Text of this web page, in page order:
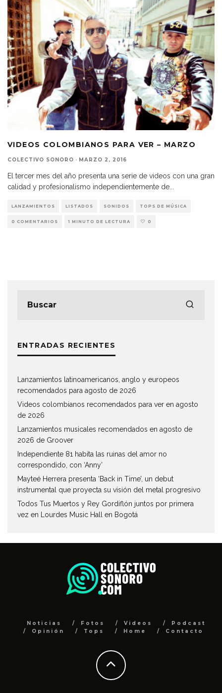
VIDEOS COLOMBIANOS PARA VER – MARZO
COLECTIVO SONORO · MARZO 2, 2016
El tercer mes del año presenta una serie de videos con una gran
calidad y profesionalismo independientemente de
LANZAMIENTOS LISTADOS SONIDOS TOPS DE MÚSICA
0 COMENTARIOS 1 MINUTO DE LECTURA 0
ENTRADAS RECIENTES
Lanzamientos latinoamericanos, anglo y europeos
recomendados para agosto de 2026
Videos colombianos recomendados para ver en agosto
de 2026
Lanzamientos musicales recomendados en agosto de
2026 de Groover
Independiente 81 habita las ruinas del amor no
correspondido, con ‘Anny’
Mayteé Herrera presenta ‘Back in Time’, un debut
instrumental que proyecta su visión del metal progresivo
Todos Tus Muertos y Rey Gordiflón juntos por primera
vez en Lourdes Music Hall en Bogotá
Noticias Fotos Videos
Podcast
Opinión
Tops Home Contacto